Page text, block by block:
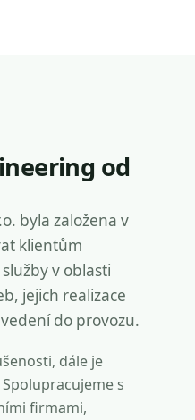
od
byla založena v
klientům
v oblasti
jejich realizace
do provozu.
dále je
s
firmami,